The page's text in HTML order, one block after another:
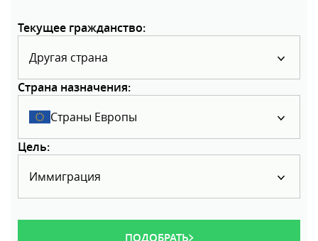
Текущее гражданство:
Другая страна
Страна назначения:
Страны Европы
Цель:
Иммиграция
ПОДОБРАТЬ